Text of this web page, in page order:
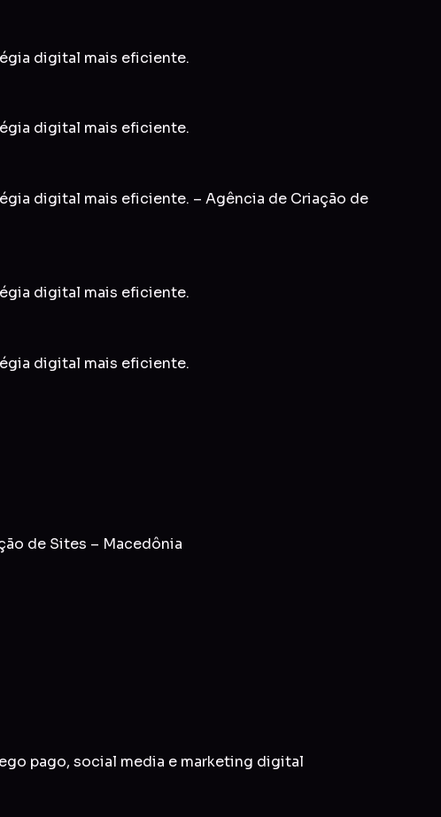
digital mais eficiente.
digital mais eficiente.
digital mais eficiente. – Agência de Criação de
digital mais eficiente.
digital mais eficiente.
de Sites – Macedônia
pago, social media e marketing digital